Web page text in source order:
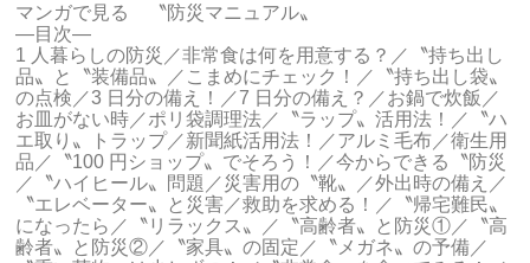
マンガで見る 〝防災マニュアル〟
―目次―
1 人暮らしの防災／非常食は何を用意する？／〝持ち出し
品〟と〝装備品〟／こまめにチェック！／〝持ち出し袋〟
の点検／3 日分の備え！／7 日分の備え？／お鍋で炊飯／
お皿がない時／ポリ袋調理法／〝ラップ〟活用法！／〝ハ
エ取り〟トラップ／新聞紙活用法！／アルミ毛布／衛生用
品／〝100 円ショップ〟でそろう！／今からできる〝防災
／〝ハイヒール〟問題／災害用の〝靴〟／外出時の備え／
〝エレベーター〟と災害／救助を求める！／〝帰宅難民〟
になったら／〝リラックス〟／〝高齢者〟と防災①／〝高
齢者〟と防災②／〝家具〟の固定／〝メガネ〟の予備／